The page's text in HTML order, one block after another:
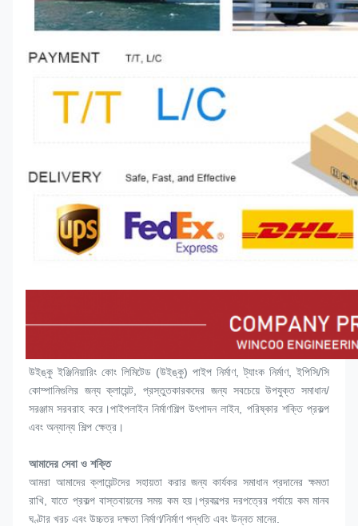
উইঙ্কু ইঞ্জিনিয়ারিং কোং লিমিটেড (উইঙ্কু) পাইপ নির্মাণ, ট্যাংক নির্মাণ, ইপিসি/সি
কোম্পানিগুলির জন্য ক্লায়েন্ট, প্রস্তুতকারকদের জন্য সবচেয়ে উপযুক্ত সমাধান/
সরঞ্জাম সরবরাহ করে।পাইপলাইন নির্মাণশিল্প উৎপাদন লাইন, পরিষ্কার শক্তি প্রকল্প
এবং অন্যান্য শিল্প ক্ষেত্র।
আমাদের সেবা ও শক্তি
আমরা আমাদের ক্লায়েন্টদের সহায়তা করার জন্য কার্যকর সমাধান প্রদানের ক্ষমতা
রাখি, যাতে প্রকল্প বাস্তবায়নের সময় কম হয়।প্রকল্পের দরপত্রের পর্যায়ে কম মানব
ঘণ্টার খরচ এবং উচ্চতর দক্ষতা নির্মাণ/নির্মাণ পদ্ধতি এবং উন্নত মানের.